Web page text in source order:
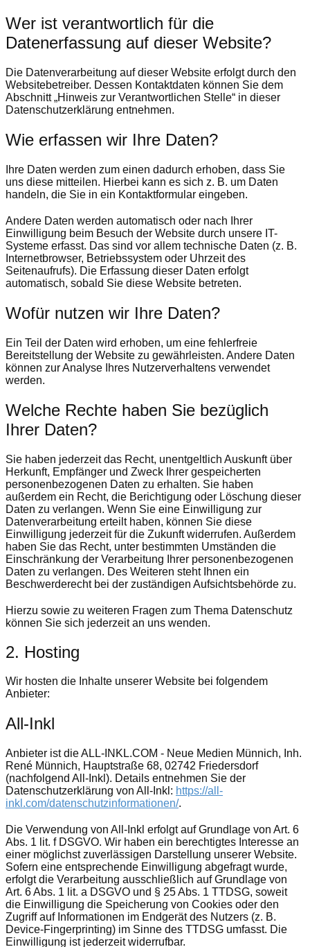
Wer ist verantwortlich für die
Datenerfassung auf dieser Website?
Die Datenverarbeitung auf dieser Website erfolgt durch den
Websitebetreiber. Dessen Kontaktdaten können Sie dem
Abschnitt „Hinweis zur Verantwortlichen Stelle“ in dieser
Datenschutzerklärung entnehmen.
Wie erfassen wir Ihre Daten?
Ihre Daten werden zum einen dadurch erhoben, dass Sie
uns diese mitteilen. Hierbei kann es sich z. B. um Daten
handeln, die Sie in ein Kontaktformular eingeben.
Andere Daten werden automatisch oder nach Ihrer
Einwilligung beim Besuch der Website durch unsere IT-
Systeme erfasst. Das sind vor allem technische Daten (z. B.
Internetbrowser, Betriebssystem oder Uhrzeit des
Seitenaufrufs). Die Erfassung dieser Daten erfolgt
automatisch, sobald Sie diese Website betreten.
Wofür nutzen wir Ihre Daten?
Ein Teil der Daten wird erhoben, um eine fehlerfreie
Bereitstellung der Website zu gewährleisten. Andere Daten
können zur Analyse Ihres Nutzerverhaltens verwendet
werden.
Welche Rechte haben Sie bezüglich
Ihrer Daten?
Sie haben jederzeit das Recht, unentgeltlich Auskunft über
Herkunft, Empfänger und Zweck Ihrer gespeicherten
personenbezogenen Daten zu erhalten. Sie haben
außerdem ein Recht, die Berichtigung oder Löschung dieser
Daten zu verlangen. Wenn Sie eine Einwilligung zur
Datenverarbeitung erteilt haben, können Sie diese
Einwilligung jederzeit für die Zukunft widerrufen. Außerdem
haben Sie das Recht, unter bestimmten Umständen die
Einschränkung der Verarbeitung Ihrer personenbezogenen
Daten zu verlangen. Des Weiteren steht Ihnen ein
Beschwerderecht bei der zuständigen Aufsichtsbehörde zu.
Hierzu sowie zu weiteren Fragen zum Thema Datenschutz
können Sie sich jederzeit an uns wenden.
2. Hosting
Wir hosten die Inhalte unserer Website bei folgendem
Anbieter:
All-Inkl
Anbieter ist die ALL-INKL.COM - Neue Medien Münnich, Inh.
René Münnich, Hauptstraße 68, 02742 Friedersdorf
(nachfolgend All-Inkl). Details entnehmen Sie der
Datenschutzerklärung von All-Inkl: https://all-
inkl.com/datenschutzinformationen/.
Die Verwendung von All-Inkl erfolgt auf Grundlage von Art. 6
Abs. 1 lit. f DSGVO. Wir haben ein berechtigtes Interesse an
einer möglichst zuverlässigen Darstellung unserer Website.
Sofern eine entsprechende Einwilligung abgefragt wurde,
erfolgt die Verarbeitung ausschließlich auf Grundlage von
Art. 6 Abs. 1 lit. a DSGVO und § 25 Abs. 1 TTDSG, soweit
die Einwilligung die Speicherung von Cookies oder den
Zugriff auf Informationen im Endgerät des Nutzers (z. B.
Device-Fingerprinting) im Sinne des TTDSG umfasst. Die
Einwilligung ist jederzeit widerrufbar.